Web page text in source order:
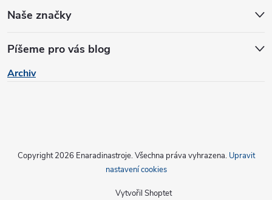
Naše značky
Píšeme pro vás blog
Archiv
Vytvořil Shoptet
Copyright 2026 Enaradinastroje. Všechna práva vyhrazena. Upravit
nastavení cookies